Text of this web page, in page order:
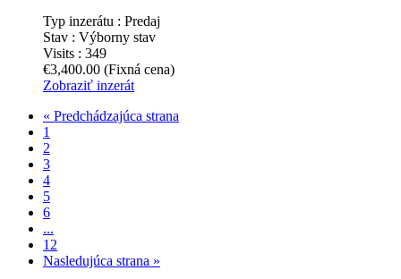
Typ inzerátu : Predaj
Stav : Výborny stav
Visits : 349
€3,400.00 (Fixná cena)
Zobraziť inzerát
« Predchádzajúca strana
1
2
3
4
5
6
...
12
Nasledujúca strana »